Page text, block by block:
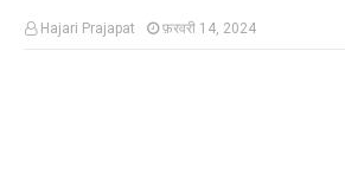
Hajari Prajapat फ़रवरी 14, 2024